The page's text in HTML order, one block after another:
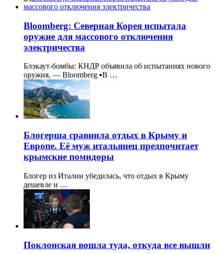
Bloomberg: Северная Корея испытала
оружие для массового отключения
электричества
Блэкаут-бомбы: КНДР объявила об испытаниях нового
оружия, — Bloomberg ▪️В …
Блогерша сравнила отдых в Крыму и
Европе. Её муж итальянец предпочитает
крымские помидоры
Блогер из Италии убедилась, что отдых в Крыму
дешевле и …
Поклонская вошла туда, откуда все вышли